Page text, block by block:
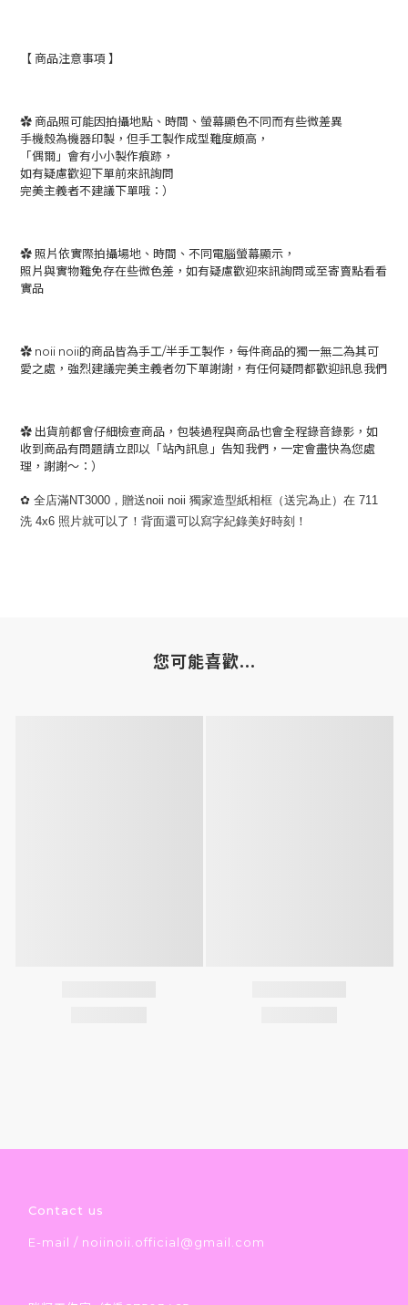
【 商品注意事項 】
✿ 商品照可能因拍攝地點、時間、螢幕顯色不同而有些微差異
手機殼為機器印製，但手工製作成型難度頗高，
「偶爾」會有小小製作痕跡，
如有疑慮歡迎下單前來訊詢問
完美主義者不建議下單哦：）
✿ 照片依實際拍攝場地、時間、不同電腦螢幕顯示，
照片與實物難免存在些微色差，如有疑慮歡迎來訊詢問或至寄賣點看看
實品
✿ noii noii的商品皆為手工/半手工製作，每件商品的獨一無二為其可
愛之處，強烈建議完美主義者勿下單謝謝，有任何疑問都歡迎訊息我們
✿ 出貨前都會仔細檢查商品，包裝過程與商品也會全程錄音錄影，如
收到商品有問題請立即以「站內訊息」告知我們，一定會盡快為您處
理，謝謝～：）
✿ 全店滿NT3000，贈送noii noii 獨家造型紙相框（送完為止）在 711
洗 4x6 照片就可以了！背面還可以寫字紀錄美好時刻！
您可能喜歡...
Contact us
E-mail / noiinoii.official@gmail.com